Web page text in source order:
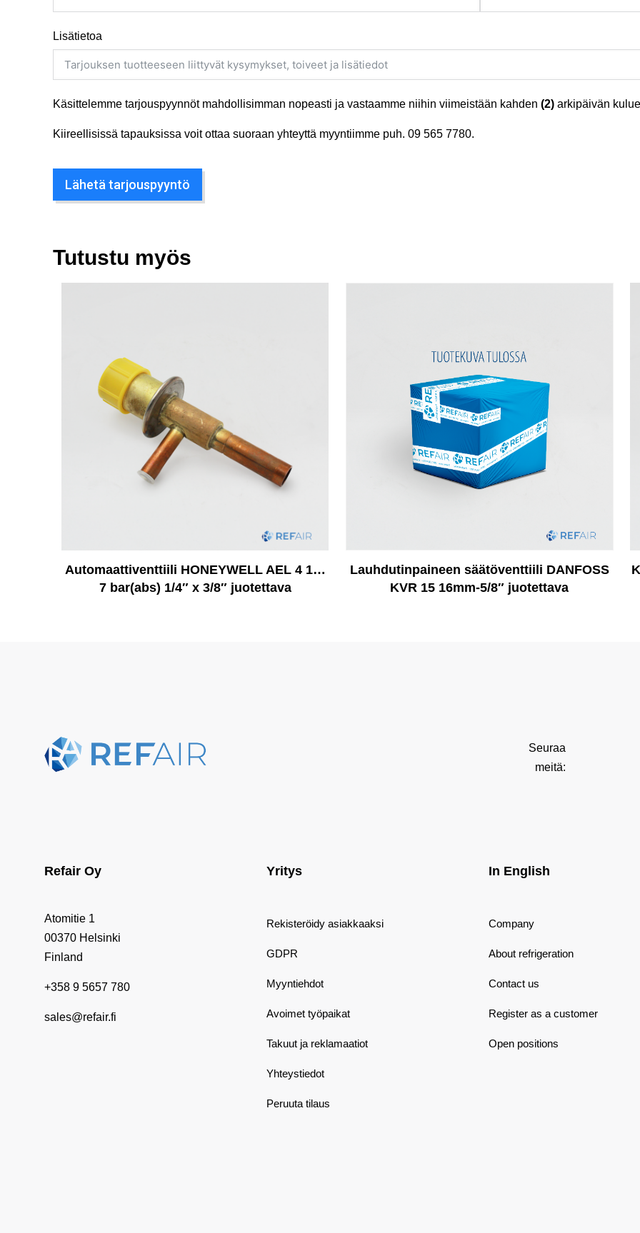
Lisätietoa
Käsittelemme tarjouspyynnöt mahdollisimman nopeasti ja vastaamme niihin viimeistään kahden (2) arkipäivän
Kiireellisissä tapauksissa voit ottaa suoraan yhteyttä myyntiimme puh. 09 565 7780.
Lähetä tarjouspyyntö
Tutustu myös
Automaattiventtiili HONEYWELL AEL 4 1…
7 bar(abs) 1/4″ x 3/8″ juotettava
Lauhdutinpaineen säätöventtiili DANFOSS
KVR 15 16mm-5/8″ juotettava
Seuraa
meitä:
Refair Oy
Atomitie 1
00370 Helsinki
Finland
+358 9 5657 780
sales@refair.fi
Yritys
Rekisteröidy asiakkaaksi
GDPR
Myyntiehdot
Avoimet työpaikat
Takuut ja reklamaatiot
Yhteystiedot
Peruuta tilaus
In English
Company
About refrigeration
Contact us
Register as a customer
Open positions